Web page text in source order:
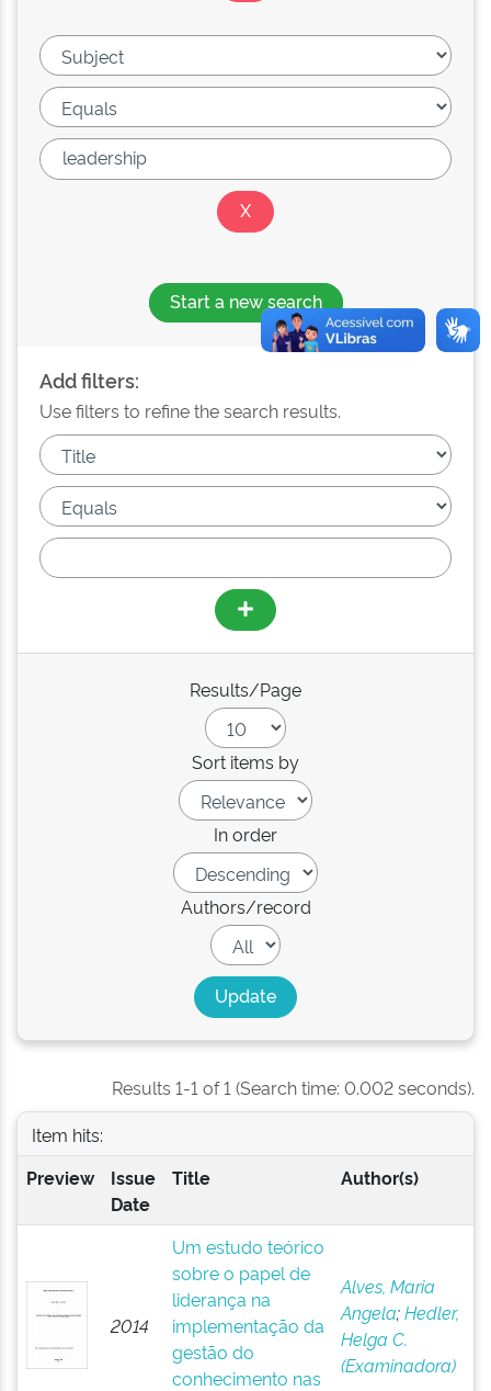
Start a new search
Add filters:
Use filters to refine the search results.
Results/Page
Sort items by
In order
Authors/record
Results 1-1 of 1 (Search time: 0.002 seconds).
Item hits:
Preview
Issue
Date
Title Author(s)
2014
Um estudo teórico
sobre o papel de
liderança na
implementação da
gestão do
conhecimento nas
Alves, Maria
Angela;Hedler,
Helga C.
(Examinadora)